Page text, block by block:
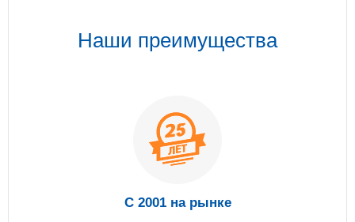
Наши преимущества
С 2001 на рынке